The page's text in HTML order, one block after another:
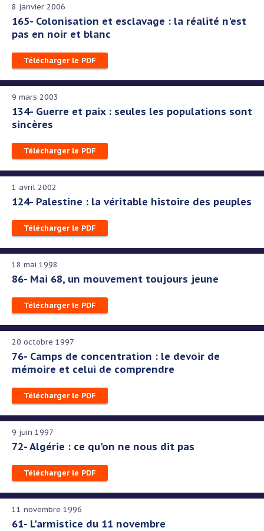
8 janvier 2006
165- Colonisation et esclavage : la réalité n'est
pas en noir et blanc
Télécharger le PDF
9 mars 2003
134- Guerre et paix : seules les populations sont
sincères
Télécharger le PDF
1 avril 2002
124- Palestine : la véritable histoire des peuples
Télécharger le PDF
18 mai 1998
86- Mai 68, un mouvement toujours jeune
Télécharger le PDF
20 octobre 1997
76- Camps de concentration : le devoir de
mémoire et celui de comprendre
Télécharger le PDF
9 juin 1997
72- Algérie : ce qu'on ne nous dit pas
Télécharger le PDF
11 novembre 1996
61- L'armistice du 11 novembre